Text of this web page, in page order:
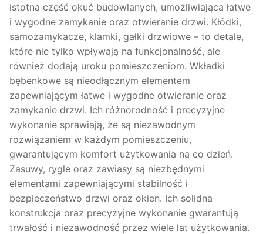
istotna część okuć budowlanych, umożliwiająca łatwe
i wygodne zamykanie oraz otwieranie drzwi. Kłódki,
samozamykacze, klamki, gałki drzwiowe – to detale,
które nie tylko wpływają na funkcjonalność, ale
również dodają uroku pomieszczeniom. Wkładki
bębenkowe są nieodłącznym elementem
zapewniającym łatwe i wygodne otwieranie oraz
zamykanie drzwi. Ich różnorodność i precyzyjne
wykonanie sprawiają, że są niezawodnym
rozwiązaniem w każdym pomieszczeniu,
gwarantującym komfort użytkowania na co dzień.
Zasuwy, rygle oraz zawiasy są niezbędnymi
elementami zapewniającymi stabilność i
bezpieczeństwo drzwi oraz okien. Ich solidna
konstrukcja oraz precyzyjne wykonanie gwarantują
trwałość i niezawodność przez wiele lat użytkowania.